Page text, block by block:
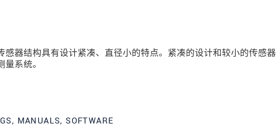
感器结构具有设计紧凑、直径小的特点。紧凑的设计和较小的传感器
系统。
MANUALS, SOFTWARE